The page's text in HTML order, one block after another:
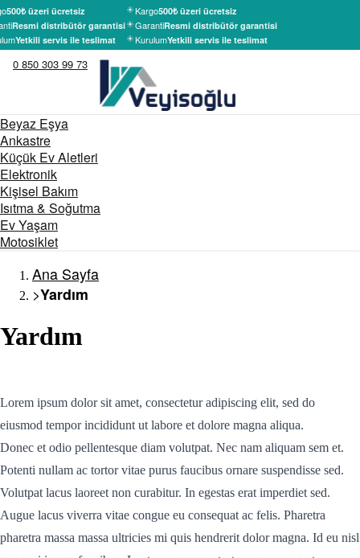
500₺ üzeri ücretsiz
Resmi distribütör garantisi
Yetkili servis ile teslimat
Kargo500₺ üzeri ücretsiz
GarantiResmi distribütör garantisi
KurulumYetkili servis ile teslimat
0 850 303 99 73
Beyaz Eşya
Ankastre
Küçük Ev Aletleri
Elektronik
Kişisel Bakım
Isıtma & Soğutma
Ev Yaşam
Motosiklet
Ana Sayfa
>Yardım
Yardım
Lorem ipsum dolor sit amet, consectetur adipiscing elit, sed do
eiusmod tempor incididunt ut labore et dolore magna aliqua.
Donec et odio pellentesque diam volutpat. Nec nam aliquam sem et.
Potenti nullam ac tortor vitae purus faucibus ornare suspendisse sed.
Volutpat lacus laoreet non curabitur. In egestas erat imperdiet sed.
Augue lacus viverra vitae congue eu consequat ac felis. Pharetra
pharetra massa massa ultricies mi quis hendrerit dolor magna. Id eu nisl